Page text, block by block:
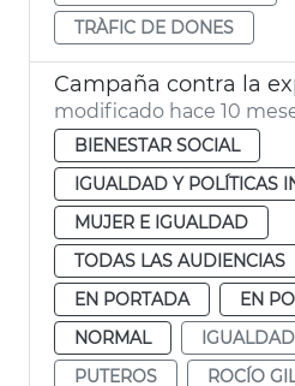
TRÀFIC DE DONES
modificado hace 10
BIENESTAR SOCIAL
IGUALDAD Y POLÍTICAS
MUJER E IGUALDAD
TODAS LAS AUDIENCIAS
EN PORTADA
EN
NORMAL
IGUALDAD
PUTEROS
ROCÍO